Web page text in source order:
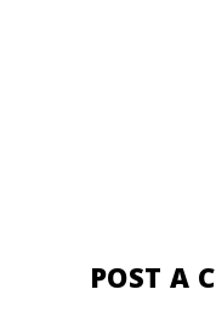
POST A